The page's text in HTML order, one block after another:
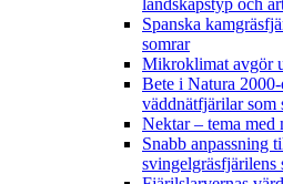
Spanska
somrar
Mikroklimat avgör
Bete i Natura
väddnätfjärilar som
Nektar – tema med
Snabb anpassning